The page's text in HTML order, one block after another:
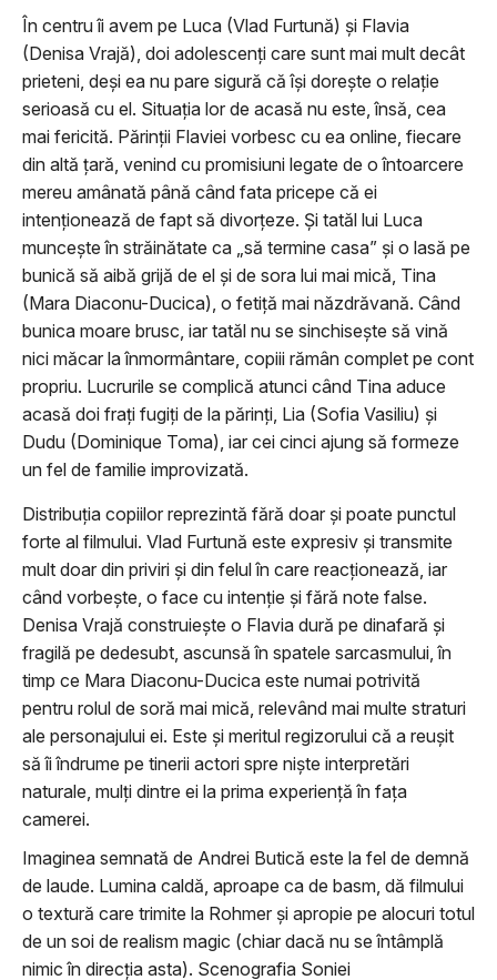
În centru îi avem pe Luca (Vlad Furtună) și Flavia
(Denisa Vrajă), doi adolescenți care sunt mai mult decât
prieteni, deși ea nu pare sigură că își dorește o relație
serioasă cu el. Situația lor de acasă nu este, însă, cea
mai fericită. Părinții Flaviei vorbesc cu ea online, fiecare
din altă țară, venind cu promisiuni legate de o întoarcere
mereu amânată până când fata pricepe că ei
intenţionează de fapt să divorțeze. Și tatăl lui Luca
muncește în străinătate ca „să termine casa” și o lasă pe
bunică să aibă grijă de el și de sora lui mai mică, Tina
(Mara Diaconu-Ducica), o fetiță mai năzdrăvană. Când
bunica moare brusc, iar tatăl nu se sinchisește să vină
nici măcar la înmormântare, copiii rămân complet pe cont
propriu. Lucrurile se complică atunci când Tina aduce
acasă doi frați fugiți de la părinți, Lia (Sofia Vasiliu) și
Dudu (Dominique Toma), iar cei cinci ajung să formeze
un fel de familie improvizată.
Distribuția copiilor reprezintă fără doar și poate punctul
forte al filmului. Vlad Furtună este expresiv și transmite
mult doar din priviri și din felul în care reacționează, iar
când vorbește, o face cu intenție și fără note false.
Denisa Vrajă construiește o Flavia dură pe dinafară și
fragilă pe dedesubt, ascunsă în spatele sarcasmului, în
timp ce Mara Diaconu-Ducica este numai potrivită
pentru rolul de soră mai mică, relevând mai multe straturi
ale personajului ei. Este și meritul regizorului că a reușit
să îi îndrume pe tinerii actori spre niște interpretări
naturale, mulți dintre ei la prima experiență în fața
camerei.
Imaginea semnată de Andrei Butică este la fel de demnă
de laude. Lumina caldă, aproape ca de basm, dă filmului
o textură care trimite la Rohmer și apropie pe alocuri totul
de un soi de realism magic (chiar dacă nu se întâmplă
nimic în direcția asta). Scenografia Soniei